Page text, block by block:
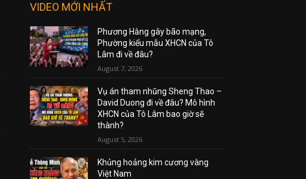
VIDEO MỚI NHẤT
Phương Hằng gây bão mạng,
Phường kiểu mẫu XHCN của Tô
Lâm đi về đâu?
August 7, 2026
Vụ án tham nhũng Sheng Thao –
David Duong đi về đâu? Mô hình
XHCN của Tô Lâm bao giờ sẽ
thành?
August 5, 2026
Khủng hoảng kim cương vàng
Việt Nam